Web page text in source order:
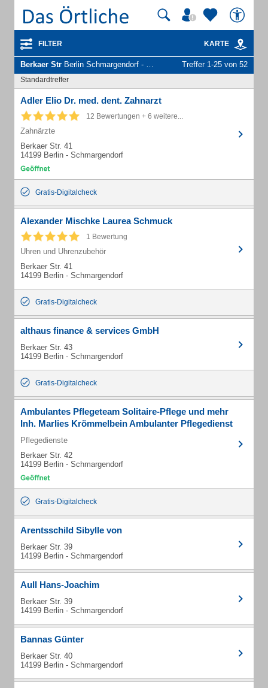
FILTER KARTE
Berkaer Str Berlin Schmargendorf - Unternehmen und Personen Treffer 1-25 von 52
Standardtreffer
Adler Elio Dr. med. dent. Zahnarzt
12 Bewertungen + 6 weitere...
Zahnärzte
Berkaer Str. 41
14199 Berlin - Schmargendorf
Gratis-Digitalcheck
Alexander Mischke Laurea Schmuck
1 Bewertung
Uhren und Uhrenzubehör
Berkaer Str. 41
14199 Berlin - Schmargendorf
Gratis-Digitalcheck
althaus finance & services GmbH
Berkaer Str. 43
14199 Berlin - Schmargendorf
Gratis-Digitalcheck
Ambulantes Pflegeteam Solitaire-Pflege und mehr
Inh. Marlies Krömmelbein Ambulanter Pflegedienst
Pflegedienste
Berkaer Str. 42
14199 Berlin - Schmargendorf
Gratis-Digitalcheck
Arentsschild Sibylle von
Berkaer Str. 39
14199 Berlin - Schmargendorf
Aull Hans-Joachim
Berkaer Str. 39
14199 Berlin - Schmargendorf
Bannas Günter
Berkaer Str. 40
14199 Berlin - Schmargendorf